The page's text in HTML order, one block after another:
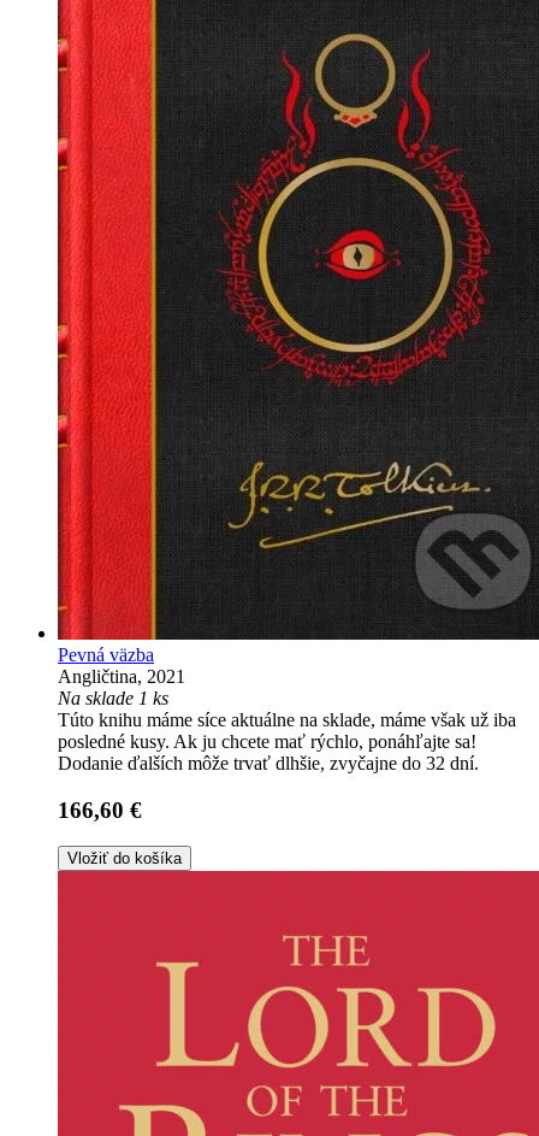
Pevná väzba
Angličtina, 2021
Na sklade 1 ks
Túto knihu máme síce aktuálne na sklade, máme však už iba
posledné kusy. Ak ju chcete mať rýchlo, ponáhľajte sa!
Dodanie ďalších môže trvať dlhšie, zvyčajne do 32 dní.
166,60 €
Vložiť do košíka